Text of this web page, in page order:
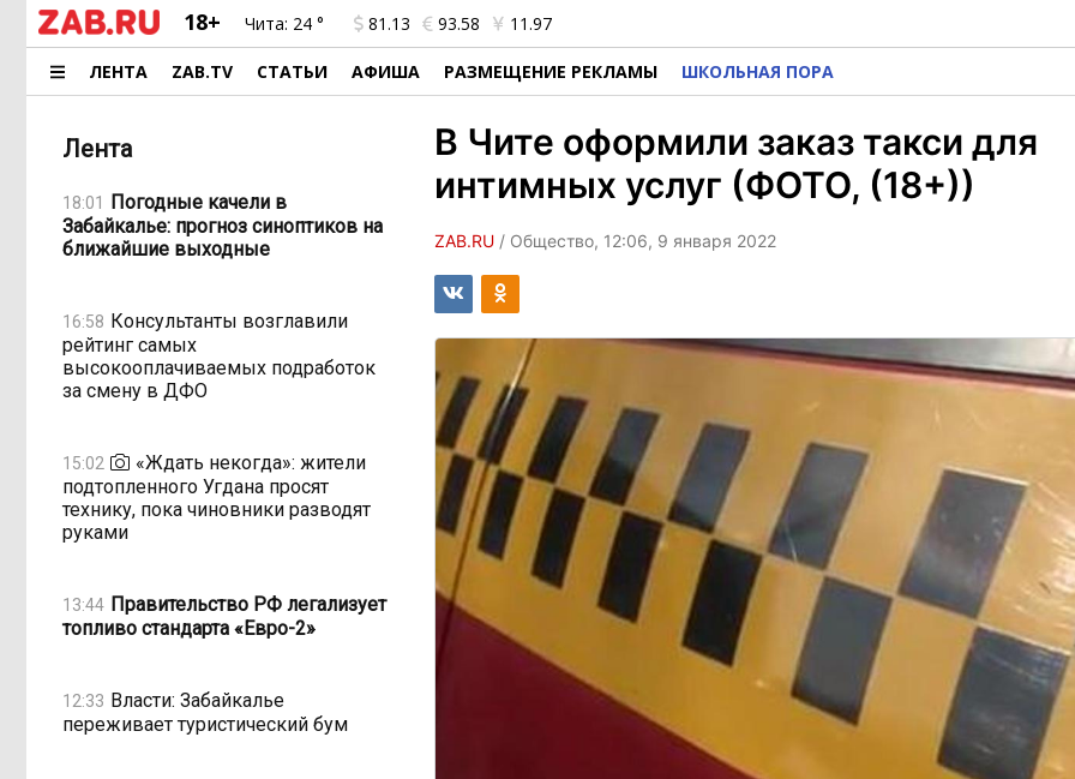
18+ Чита: 24 ° 81.13 93.58 11.97
ЛЕНТА ZAB.TV СТАТЬИ АФИША РАЗМЕЩЕНИЕ РЕКЛАМЫ ШКОЛЬНАЯ ПОРА
Лента
18:01 Погодные качели в
Забайкалье: прогноз синоптиков на
ближайшие выходные
16:58 Консультанты возглавили
рейтинг самых
высокооплачиваемых подработок
за смену в ДФО
15:02
«Ждать некогда»: жители
подтопленного Угдана просят
технику, пока чиновники разводят
руками
13:44 Правительство РФ легализует
топливо стандарта «Евро-2»
12:33 Власти: Забайкалье
переживает туристический бум
В Чите оформили заказ такси для
интимных услуг (ФОТО, (18+))
ZAB.RU / Общество, 12:06, 9 января 2022